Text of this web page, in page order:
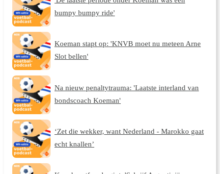
bumpy bumpy ride'
Koeman stapt op: 'KNVB moet nu meteen Arne
Slot bellen'
Na nieuw penaltytrauma: 'Laatste interland van
bondscoach Koeman'
‘Zet die wekker, want Nederland - Marokko gaat
echt knallen’